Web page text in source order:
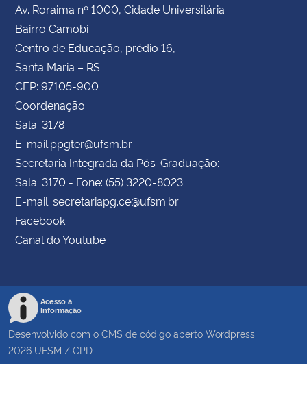
Av. Roraima nº 1000, Cidade Universitária
Bairro Camobi
Centro de Educação, prédio 16,
Santa Maria – RS
CEP: 97105-900
Coordenação:
Sala: 3178
E-mail:ppgter@ufsm.br
Secretaria Integrada da Pós-Graduação:
Sala: 3170 - Fone: (55) 3220-8023
E-mail: secretariapg.ce@ufsm.br
Facebook
Canal do Youtube
Acesso à
Informação
Desenvolvido com o CMS de código aberto Wordpress
2026 UFSM / CPD